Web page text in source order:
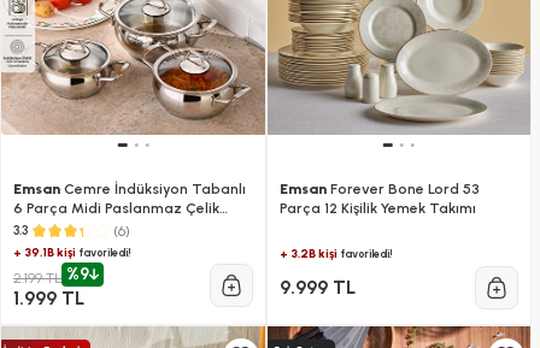
Emsan Cemre İndüksiyon Tabanlı
6 Parça Midi Paslanmaz Çelik
Tencere Seti
3.3 (6)
+ 39.1B kişi favoriledi!
2.199 TL %9
1.999 TL
EmsanForever Bone Lord 53
Parça 12 Kişilik Yemek Takımı
+ 3.2B kişifavoriledi!
9.999 TL